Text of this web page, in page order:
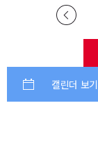
캘린더 보기